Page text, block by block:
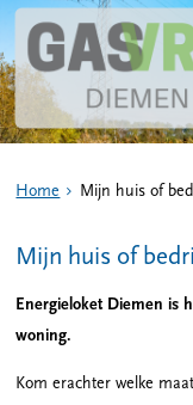
Home Mijn huis of
Mijn huis of
Energieloket Diemen is
woning.
Kom erachter welke